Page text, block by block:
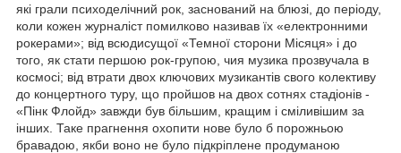
які грали психоделічний рок, заснований на блюзі, до періоду,
коли кожен журналіст помилково називав їх «електронними
рокерами»; від всюдисущої «Темної сторони Місяця» і до
того, як стати першою рок-групою, чия музика прозвучала в
космосі; від втрати двох ключових музикантів свого колективу
до концертного туру, що пройшов на двох сотнях стадіонів -
«Пінк Флойд» завжди був більшим, кращим і сміливішим за
інших. Таке прагнення охопити нове було б порожньою
бравадою, якби воно не було підкріплене продуманою